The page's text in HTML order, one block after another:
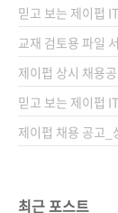
을 설계하고 운용하
도움이 되는 책. 도
보문고] [도서11번
믿고 보는 제이펍
교재 검토용 파일
제이펍 상시 채용
믿고 보는 제이펍
제이펍 채용 공고_
최근 포스트